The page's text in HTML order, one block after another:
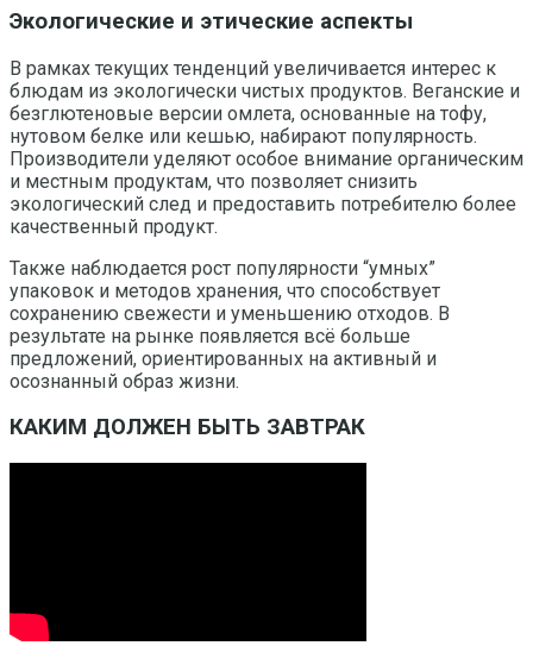
Экологические и этические аспекты
В рамках текущих тенденций увеличивается интерес к
блюдам из экологически чистых продуктов. Веганские и
безглютеновые версии омлета, основанные на тофу,
нутовом белке или кешью, набирают популярность.
Производители уделяют особое внимание органическим
и местным продуктам, что позволяет снизить
экологический след и предоставить потребителю более
качественный продукт.
Также наблюдается рост популярности “умных”
упаковок и методов хранения, что способствует
сохранению свежести и уменьшению отходов. В
результате на рынке появляется всё больше
предложений, ориентированных на активный и
осознанный образ жизни.
КАКИМ ДОЛЖЕН БЫТЬ ЗАВТРАК